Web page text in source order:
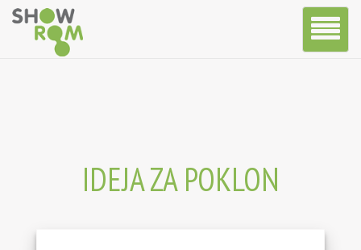
Toggle
IDEJA ZA POKLON